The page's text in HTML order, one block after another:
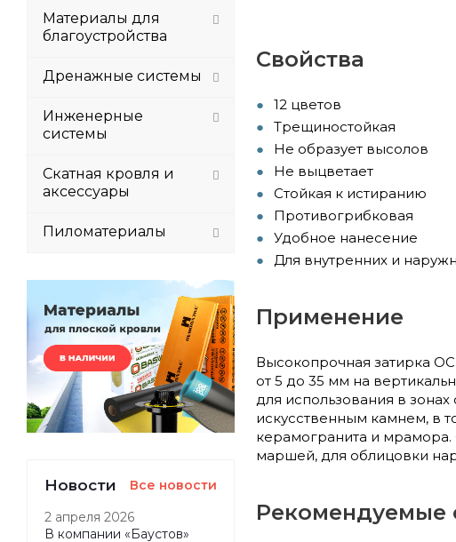
Свойства
12 цветов
Трещиностойкая
Не образует высолов
Не выцветает
Стойкая к истиранию
Противогрибковая
Удобное нанесение
Для внутренних и
Применение
Высокопрочная затирка
от 5 до 35 мм на
для использования в
искусственным камнем, в
керамогранита и
маршей, для облицовки
Рекомендуемые
Материалы для
благоустройства
Дренажные системы
Инженерные
системы
Скатная кровля и
аксессуары
Пиломатериалы
Новости Все новости
2 апреля 2026
В компании «Баустов»